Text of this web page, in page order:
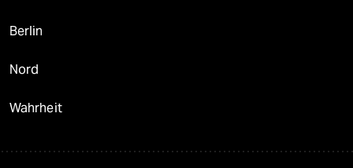
Berlin
Nord
Wahrheit